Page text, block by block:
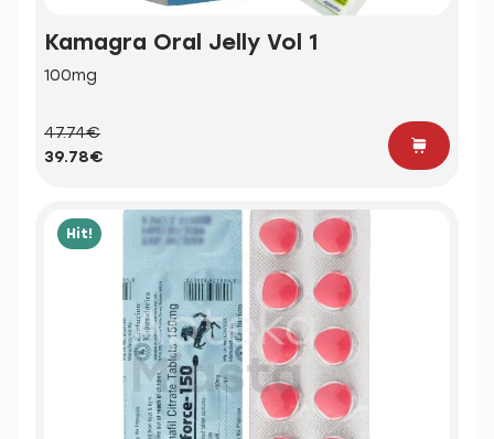
Kamagra Oral Jelly Vol 1
100mg
47.74€
39.78€
Hit!